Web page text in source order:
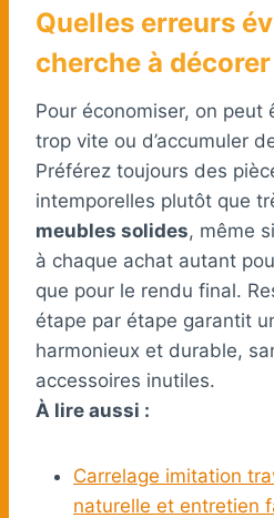
Quelles erreurs
cherche à
Pour économiser, on peut
trop vite ou d’accumuler
Préférez toujours des
intemporelles plutôt que
meubles solides, même
à chaque achat autant
que pour le rendu final.
étape par étape garantit
harmonieux et durable,
accessoires inutiles.
À lire aussi :
Carrelage imitation
naturelle et entretien